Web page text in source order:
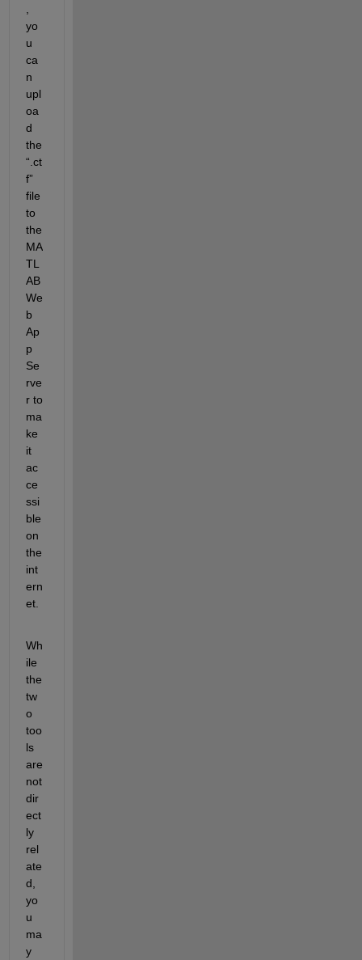
yo
u
ca
n
upl
oa
d
the
“.ct
f”
file
to
the
MA
TL
AB
We
b
Ap
p
Se
rve
r to
ma
ke
it
ac
ce
ssi
ble
on
the
int
ern
et.
Wh
ile
the
tw
o
too
ls
are
not
dir
ect
ly
rel
ate
d,
yo
u
ma
y